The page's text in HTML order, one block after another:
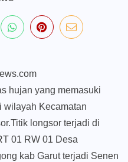
hujan yang memasuki
wilayah Kecamatan
longsor terjadi di
01 RW 01 Desa
kab Garut terjadi Senen